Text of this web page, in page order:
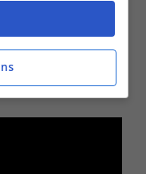
di Viola; è
improvvisa e